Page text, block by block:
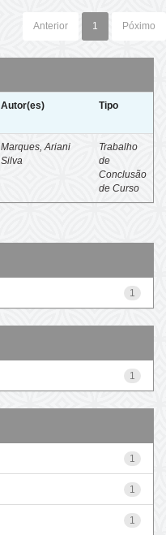
Anterior 1 Póximo
Autor(es) Tipo
Marques, Ariani
Silva
Trabalho
de
Conclusão
de Curso
1
1
1
1
1